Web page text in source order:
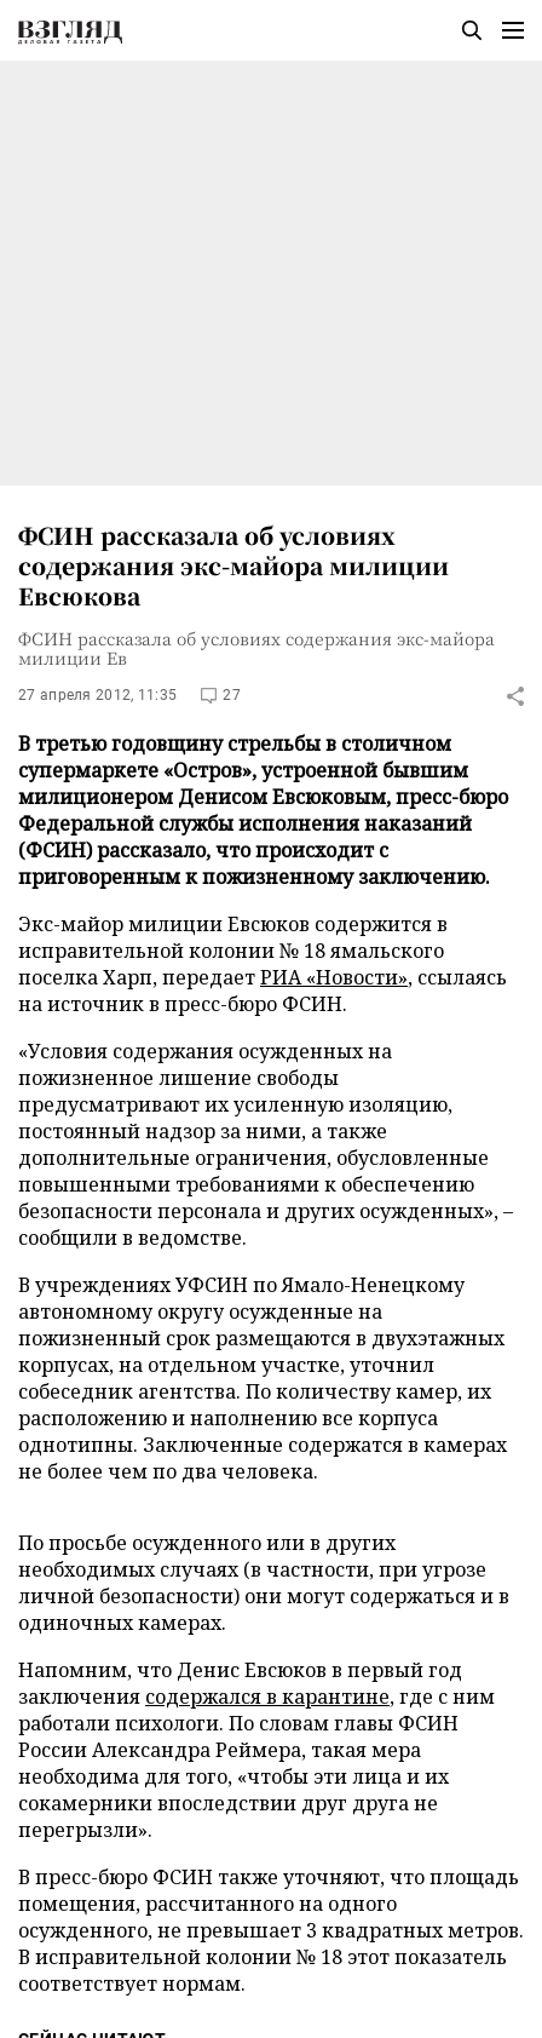
ФСИН рассказала об условиях
содержания экс-майора милиции
Евсюкова
ФСИН рассказала об условиях содержания экс-майора
милиции Ев
27 апреля 2012, 11:35 27
В третью годовщину стрельбы в столичном
супермаркете «Остров», устроенной бывшим
милиционером Денисом Евсюковым, пресс-бюро
Федеральной службы исполнения наказаний
(ФСИН) рассказало, что происходит с
приговоренным к пожизненному заключению.
Экс-майор милиции Евсюков содержится в
исправительной колонии № 18 ямальского
поселка Харп, передаетРИА «Новости», ссылаясь
на источник в пресс-бюро ФСИН.
«Условия содержания осужденных на
пожизненное лишение свободы
предусматривают их усиленную изоляцию,
постоянный надзор за ними, а также
дополнительные ограничения, обусловленные
повышенными требованиями к обеспечению
безопасности персонала и других осужденных», –
сообщили в ведомстве.
В учреждениях УФСИН по Ямало-Ненецкому
автономному округу осужденные на
пожизненный срок размещаются в двухэтажных
корпусах, на отдельном участке, уточнил
собеседник агентства. По количеству камер, их
расположению и наполнению все корпуса
однотипны. Заключенные содержатся в камерах
не более чем по два человека.
По просьбе осужденного или в других
необходимых случаях (в частности, при угрозе
личной безопасности) они могут содержаться и в
одиночных камерах.
Напомним, что Денис Евсюков в первый год
заключения содержался в карантине, где с ним
работали психологи. По словам главы ФСИН
России Александра Реймера, такая мера
необходима для того, «чтобы эти лица и их
сокамерники впоследствии друг друга не
перегрызли».
В пресс-бюро ФСИН также уточняют, что площадь
помещения, рассчитанного на одного
осужденного, не превышает 3 квадратных метров.
В исправительной колонии № 18 этот показатель
соответствует нормам.